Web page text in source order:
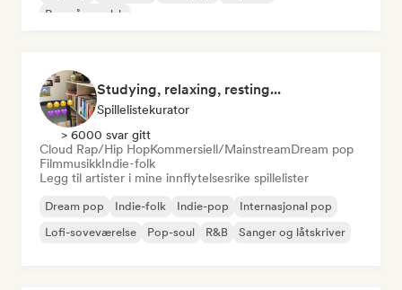
Rap på engelsk
Studying, relaxing, resting...
Spillelistekurator
> 6000 svar gitt
Cloud Rap/Hip HopKommersiell/MainstreamDream pop
FilmmusikkIndie-folk
Legg til artister i mine innflytelsesrike spillelister
Dream pop Indie-folk Indie-pop
Internasjonal pop
Lofi-soveværelse
Pop-soul R&B Sanger og låtskriver